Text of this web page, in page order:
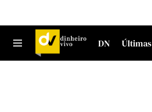
DN Últimas